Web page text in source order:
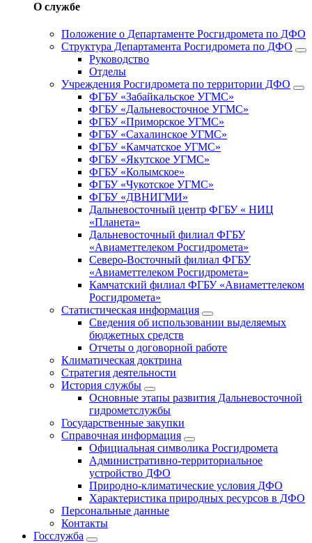
О службе
Положение о Департаменте Росгидромета по ДФО
Структура Департамента Росгидромета по ДФО
Руководство
Отделы
Учреждения Росгидромета по территории ДФО
ФГБУ «Забайкальское УГМС»
ФГБУ «Дальневосточное УГМС»
ФГБУ «Приморское УГМС»
ФГБУ «Сахалинское УГМС»
ФГБУ «Камчатское УГМС»
ФГБУ «Якутское УГМС»
ФГБУ «Колымское»
ФГБУ «Чукотское УГМС»
ФГБУ «ДВНИГМИ»
Дальневосточный центр ФГБУ « НИЦ
«Планета»
Дальневосточный филиал ФГБУ
«Авиаметтелеком Росгидромета»
Северо-Восточный филиал ФГБУ
«Авиаметтелеком Росгидромета»
Камчатский филиал ФГБУ «Авиаметтелеком
Росгидромета»
Статистическая информация
Сведения об использовании выделяемых
бюджетных средств
Отчеты о договорной работе
Климатическая доктрина
Стратегия деятельности
История службы
Основные этапы развития Дальневосточной
гидрометслужбы
Государственные закупки
Справочная информация
Официальная символика Росгидромета
Административно-территориальное
устройство ДФО
Природно-климатические условия ДФО
Характеристика природных ресурсов в ДФО
Персональные данные
Контакты
Госслужба